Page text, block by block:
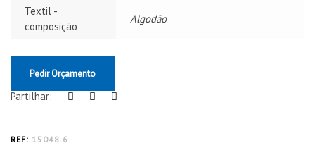
Textil -
composição
Algodão
Pedir Orçamento
Partilhar:
REF: 15048.6